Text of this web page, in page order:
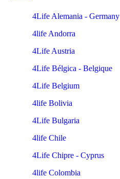
4Life Alemania - Germany
4life Andorra
4Life Austria
4Life Bélgica - Belgique
4Life Belgium
4life Bolivia
4Life Bulgaria
4life Chile
4Life Chipre - Cyprus
4life Colombia